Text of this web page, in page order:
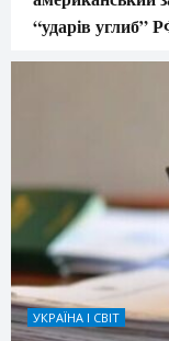
“ударів углиб”
УКРАЇНА І СВІТ